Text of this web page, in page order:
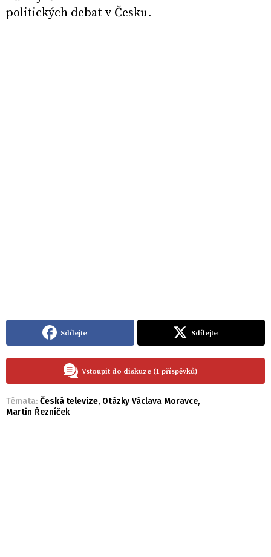
politických debat v Česku.
Sdílejte Sdílejte
Vstoupit do diskuze (1 příspěvků)
Témata: Česká televize, Otázky Václava Moravce,
Martin Řezníček